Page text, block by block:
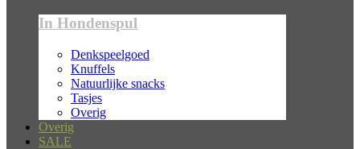
In Hondenspul
Denkspeelgoed
Knuffels
Natuurlijke snacks
Tasjes
Overig
Overig
SALE